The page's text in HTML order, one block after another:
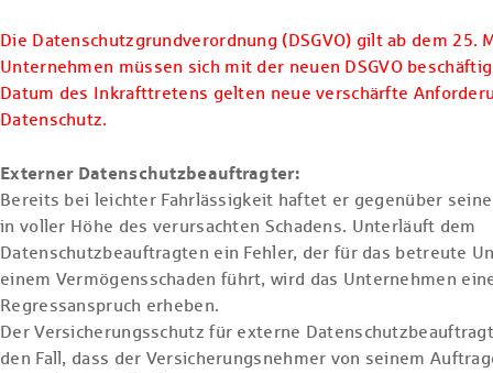
Die Datenschutzgrundverordnung (DSGVO) gilt ab dem 25.
Unternehmen müssen sich mit der neuen DSGVO
Datum des Inkrafttretens gelten neue verschärfte
Datenschutz.
Externer Datenschutzbeauftragter:
Bereits bei leichter Fahrlässigkeit haftet er gegenüber
in voller Höhe des verursachten Schadens. Unterläuft dem
Datenschutzbeauftragten ein Fehler, der für das betreute
einem Vermögensschaden führt, wird das Unternehmen
Regressanspruch erheben.
Der Versicherungsschutz für externe
den Fall, dass der Versicherungsnehmer von seinem